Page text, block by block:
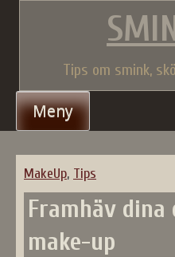
Tips om smink,
Meny
MakeUp, Tips
Framhäv
make-up